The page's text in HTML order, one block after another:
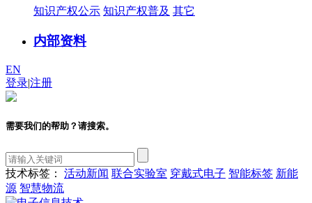
知识产权公示 知识产权普及 其它
内部资料
EN
登录|注册
需要我们的帮助？请搜索。
技术标签： 活动新闻 联合实验室 穿戴式电子 智能标签 新能
源 智慧物流